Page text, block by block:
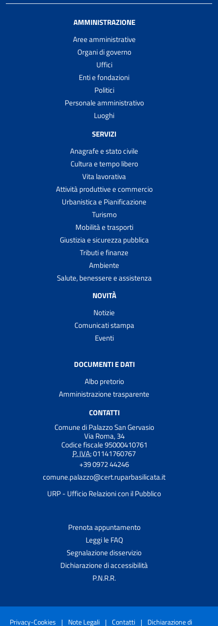
AMMINISTRAZIONE
Aree amministrative
Organi di governo
Uffici
Enti e fondazioni
Politici
Personale amministrativo
Luoghi
SERVIZI
Anagrafe e stato civile
Cultura e tempo libero
Vita lavorativa
Attività produttive e commercio
Urbanistica e Pianificazione
Turismo
Mobilità e trasporti
Giustizia e sicurezza pubblica
Tributi e finanze
Ambiente
Salute, benessere e assistenza
NOVITÀ
Notizie
Comunicati stampa
Eventi
DOCUMENTI E DATI
Albo pretorio
Amministrazione trasparente
CONTATTI
Comune di Palazzo San Gervasio
Via Roma, 34
Codice fiscale 95000410761
P. IVA:01141760767
+39 0972 44246
comune.palazzo@cert.ruparbasilicata.it
URP - Ufficio Relazioni con il Pubblico
Prenota appuntamento
Leggi le FAQ
Segnalazione disservizio
Dichiarazione di accessibilità
P.N.R.R.
Privacy-Cookies | Note Legali | Contatti | Dichiarazione di